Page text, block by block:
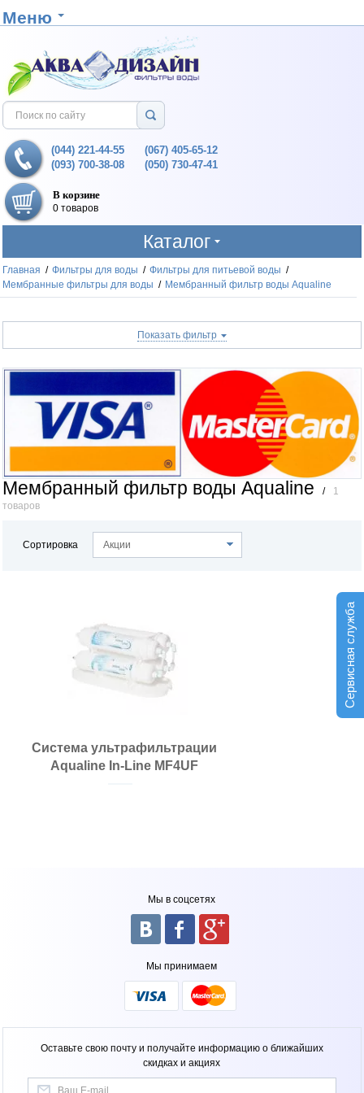
Сервисная служба
Меню
(044) 221-44-55
(093) 700-38-08
(067) 405-65-12
(050) 730-47-41
В корзине
0 товаров
Каталог
Главная / Фильтры для воды / Фильтры для питьевой воды /
Мембранные фильтры для воды / Мембранный фильтр воды Aqualine
Показать фильтр
Мембранный фильтр воды Aqualine /
1
товаров
Сортировка Акции
Система ультрафильтрации
Aqualine In-Line MF4UF
Мы в соцсетях
Мы принимаем
Оставьте свою почту и получайте информацию о ближайших
скидках и акциях